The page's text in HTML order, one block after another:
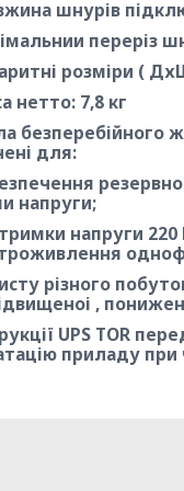
шнурів
переріз
розміри (
нетто: 7,8 кг
безперебійного
для:
напруги;
напруги
різного
,
UPS TOR
приладу при